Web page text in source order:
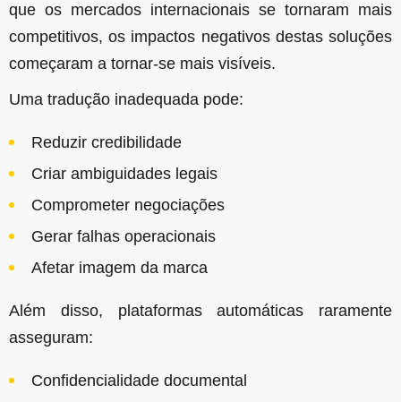
que os mercados internacionais se tornaram mais
competitivos, os impactos negativos destas soluções
começaram a tornar-se mais visíveis.
Uma tradução inadequada pode:
Reduzir credibilidade
Criar ambiguidades legais
Comprometer negociações
Gerar falhas operacionais
Afetar imagem da marca
Além disso, plataformas automáticas raramente
asseguram:
Confidencialidade documental